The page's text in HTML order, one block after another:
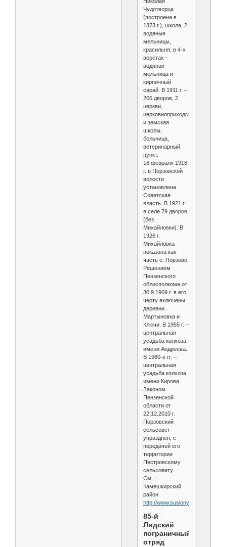
Чудотворца
(построена в
1873 г.), школа, 2
водяные
мельницы,
красильня, в 4-х
верстах –
водяная
мельница и
кирпичный
сарай. В 1911 г. –
205 дворов, 2
церкви,
церковноприходская
и земская
школы,
больница,
ветеринарный
пункт.
16 февраля 1918
г. в Порзовской
волости
установлена
Советская
власть. В 1921 г.
в селе 79 дворов
(без
Михайловки). В
1926 г.
Михайловка
показана как
часть с. Порзово.
Решением
Пензенского
облисполкома от
30.9.1969 г. в его
черту включены
деревни
Мартыновка и
Ключи. В 1955 г. –
центральная
усадьба колхоза
имени Андреева.
В 1980-е гг. –
центральная
усадьба колхоза
имени Кирова.
Законом
Пензенской
области от
22.12.2010 г.
Порзовский
сельсовет
упразднен, с
передачей его
территории
Пестровскому
сельсовету.
См. :
Камешкирский
район
http://www.suslony.ru/
85-й
Лидский
пограничный
отряд